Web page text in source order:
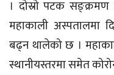
। दोस्रो पटक
महाकाली अस्पतालमा
बढ्न थालेको छ ।
स्थानीयस्तरमा समेत